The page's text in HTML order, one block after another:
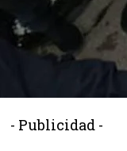
- Publicidad -